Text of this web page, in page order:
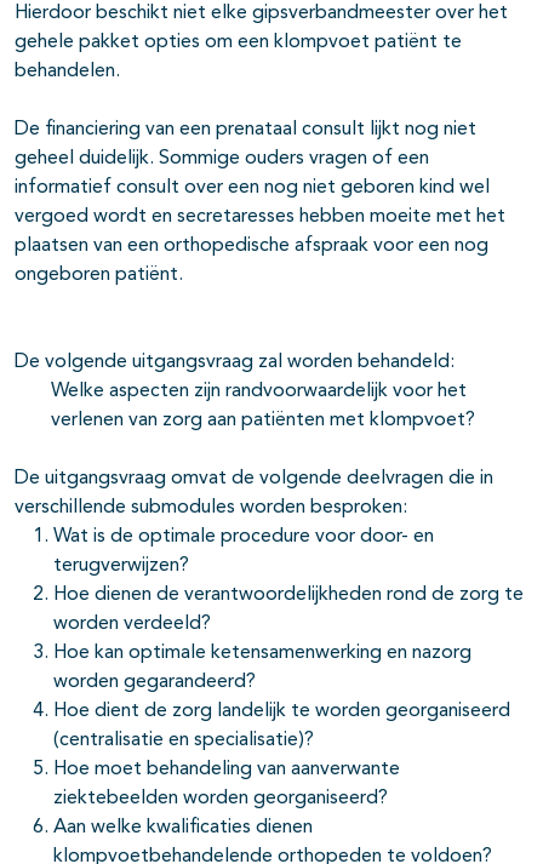
Hierdoor beschikt niet elke gipsverbandmeester over het
gehele pakket opties om een klompvoet patiënt te
behandelen.
De financiering van een prenataal consult lijkt nog niet
geheel duidelijk. Sommige ouders vragen of een
informatief consult over een nog niet geboren kind wel
vergoed wordt en secretaresses hebben moeite met het
plaatsen van een orthopedische afspraak voor een nog
ongeboren patiënt.
De volgende uitgangsvraag zal worden behandeld:
Welke aspecten zijn randvoorwaardelijk voor het
verlenen van zorg aan patiënten met klompvoet?
De uitgangsvraag omvat de volgende deelvragen die in
verschillende submodules worden besproken:
Wat is de optimale procedure voor door- en
terugverwijzen?
Hoe dienen de verantwoordelijkheden rond de zorg te
worden verdeeld?
Hoe kan optimale ketensamenwerking en nazorg
worden gegarandeerd?
Hoe dient de zorg landelijk te worden georganiseerd
(centralisatie en specialisatie)?
Hoe moet behandeling van aanverwante
ziektebeelden worden georganiseerd?
Aan welke kwalificaties dienen
klompvoetbehandelende orthopeden te voldoen?